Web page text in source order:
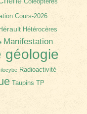
Coléoptères
Cours-2026
Hétérocères
Manifestation
géologie
Radioactivité
Taupins TP